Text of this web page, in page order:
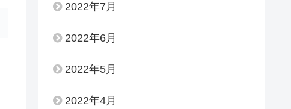
2022年7月
2022年6月
2022年5月
2022年4月